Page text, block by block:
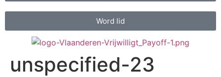
Word lid
unspecified-23